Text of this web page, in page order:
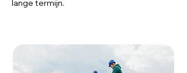
lange termijn.